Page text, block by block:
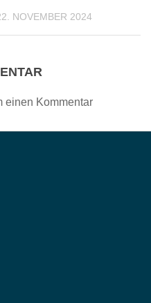
NOVEMBER 2024
einen Kommentar